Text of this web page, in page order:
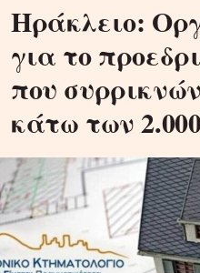
Ηράκλειο:
για το
που
κάτω των